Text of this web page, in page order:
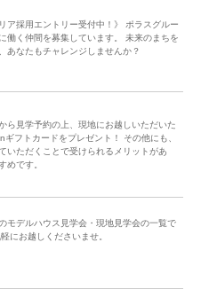
ア採用エントリー受付中！》 ポラスグルー
働く仲間を募集しています。 未来のまちを
あなたもチャレンジしませんか？
ら見学予約の上、現地にお越しいただいた
ギフトカードをプレゼント！ その他にも、
いただくことで受けられるメリットがあ
めです。
モデルハウス見学会・現地見学会の一覧で
にお越しくださいませ。